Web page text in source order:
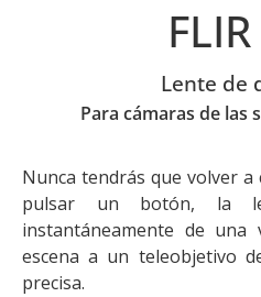
Lente de
Para cámaras de las
Nunca tendrás que volver
pulsar un botón, la
instantáneamente de
escena a un teleobjetivo
precisa.